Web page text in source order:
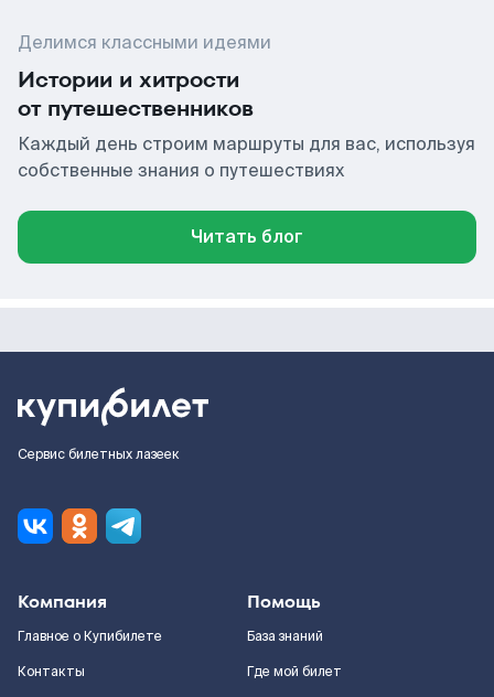
Делимся классными идеями
Истории и хитрости
от путешественников
Каждый день строим маршруты для вас, используя
собственные знания о путешествиях
Читать блог
Сервис билетных лазеек
Компания
Главное о Купибилете
Контакты
Помощь
База знаний
Где мой билет